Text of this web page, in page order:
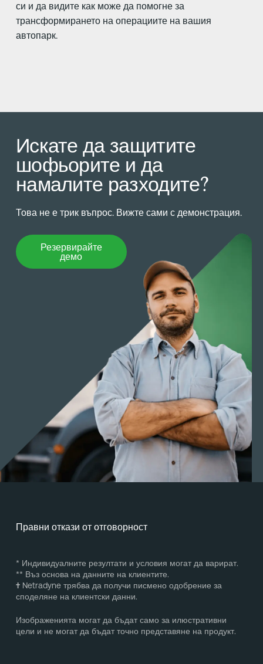
си и да видите как може да помогне за
трансформирането на операциите на вашия
автопарк.
Искате да защитите
шофьорите и да
намалите разходите?
Това не е трик въпрос. Вижте сами с демонстрация.
Резервирайте
демо
Резервирайте демо
Правни откази от отговорност
* Индивидуалните резултати и условия могат да варират.
** Въз основа на данните на клиентите.
†Netradyne трябва да получи писмено одобрение за
споделяне на клиентски данни.
Изображенията могат да бъдат само за илюстративни
цели и не могат да бъдат точно представяне на продукт.